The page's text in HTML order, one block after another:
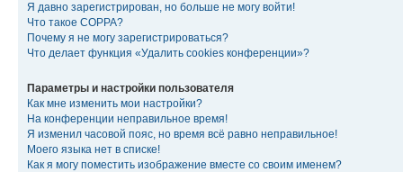
Я давно зарегистрирован, но больше не могу войти!
Что такое COPPA?
Почему я не могу зарегистрироваться?
Что делает функция «Удалить cookies конференции»?
Параметры и настройки пользователя
Как мне изменить мои настройки?
На конференции неправильное время!
Я изменил часовой пояс, но время всё равно неправильное!
Моего языка нет в списке!
Как я могу поместить изображение вместе со своим именем?